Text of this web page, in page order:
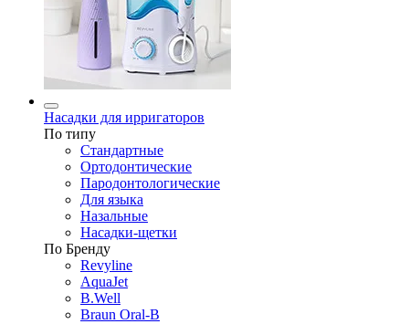
Насадки для ирригаторов
По типу
Стандартные
Ортодонтические
Пародонтологические
Для языка
Назальные
Насадки-щетки
По Бренду
Revyline
AquaJet
B.Well
Braun Oral-B